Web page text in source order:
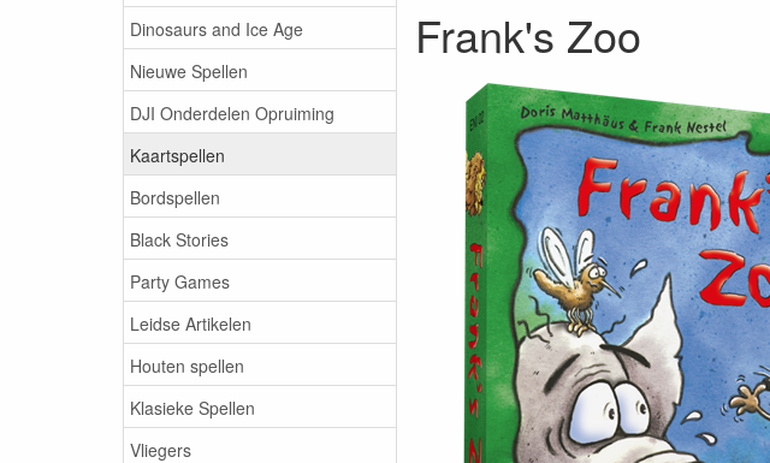
Dinosaurs and Ice Age
Nieuwe Spellen
DJI Onderdelen Opruiming
Kaartspellen
Bordspellen
Black Stories
Party Games
Leidse Artikelen
Houten spellen
Klasieke Spellen
Vliegers
Frank's Zoo